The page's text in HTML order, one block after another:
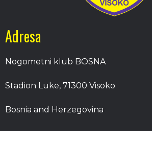
Adresa
Nogometni klub BOSNA
Stadion Luke, 71300 Visoko
Bosnia and Herzegovina